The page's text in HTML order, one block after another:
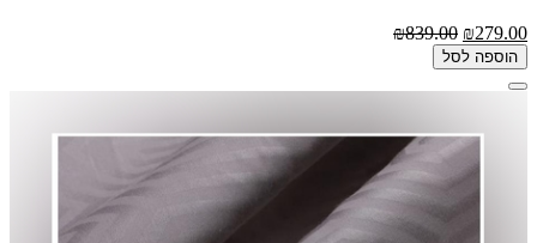
₪279.00
₪839.00
הוספה לסל